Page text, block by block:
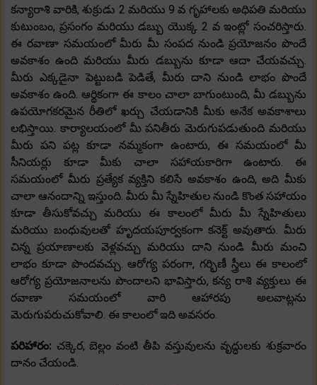
కన్యారాశి వారికి, శుక్రుడు 2 మరియు 9 వ గృహాలకు అధిపతి మరియు
కుటుంబం, ప్రసంగం మరియు డబ్బు యొక్క 2 వ ఇంట్లో సంచరిస్తారు.
ఈ రవాణా సమయంలో మీరు మీ సంపద నుండి ప్రయోజనం పొందే
అవకాశం ఉంది మరియు మీరు డబ్బును కూడా ఆదా చేయవచ్చు.
మీరు ఎక్కడైనా పెట్టుబడి పెడితే, మీరు దాని నుండి లాభం పొందే
అవకాశం ఉంది. ఆర్థికంగా ఈ కాలం చాలా బాగుంటుంది, మీ డబ్బును
ఉపయోగకరమైన రీతిలో ఖర్చు చేయడానికి మీకు అనేక అవకాశాలు
లభిస్తాయి. కార్యాలయంలో మీ పనితీరు మెరుగుపడుతుంది మరియు
మీరు పని పట్ల కూడా నమ్మకంగా ఉంటారు, ఈ సమయంలో మీ
సీనియర్లు కూడా మీకు చాలా సహాయకారిగా ఉంటారు. ఈ
సమయంలో మీరు ప్రత్యేక వ్యక్తిని కలిసే అవకాశం ఉంది, అది మీకు
చాలా ఆనందాన్ని ఇస్తుంది. మీరు మీ స్నేహితుల నుండి కొంత సహాయం
కూడా తీసుకోవచ్చు మరియు ఈ కాలంలో మీరు మీ స్నేహితులు
మరియు బంధువులతో హృదయపూర్వకంగా కనెక్ట్ అవుతారు. మీరు
చిన్న ప్రయాణాలకు వెళ్లవచ్చు మరియు దాని నుండి మీరు మంచి
లాభం కూడా పొందవచ్చు. ఆరోగ్య పరంగా, గర్భిణీ స్త్రీలు ఈ కాలంలో
ఆరోగ్య ప్రయోజనాలను పొందాలని భావిస్తారు, కన్య రాశి వ్యక్తులు ఈ
రవాణా సమయంలో వారి ఆహారపు అలవాట్లను
మెరుగుపరుచుకోవాలి. ఈ కాలంలో ఇది అవసరం.
పరిహారం: చక్కెర, బెల్లం వంటి తీపి వస్తువులను వృద్ధులకు శుక్రవారం
దానం చేయండి.